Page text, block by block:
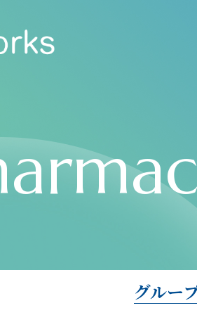
グルー